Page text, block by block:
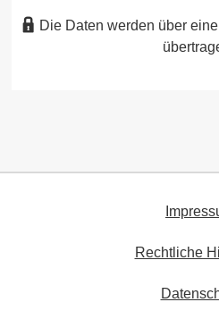
Die Daten werden über
Rechtliche